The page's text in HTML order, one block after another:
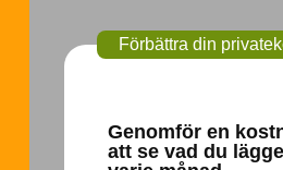
Förbättra din
Genomför en
att se vad du